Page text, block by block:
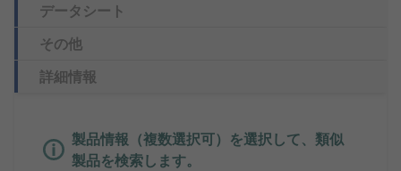
データシート
その他
詳細情報
製品情報（複数選択可）を選択して、類似
製品を検索します。